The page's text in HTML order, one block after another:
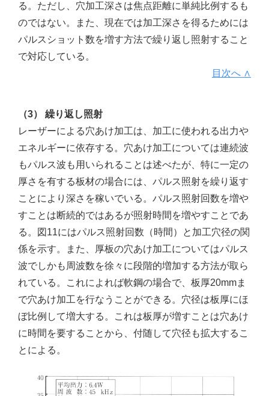
る。ただし、穴加工深さは焦点距離に単純比例するも
のではない。また、現在では加工深さを得るためには
パルスショット数を増す方法で繰り返し照射すること
で対応している。
目次へ ∧
（3） 繰り返し照射
レーザーによる穴あけ加工は、加工に使われる出力や
エネルギーに依存する。穴あけ加工については連続波
もパルス波も用いられることは述べたが、特に一定の
厚さを有する板材の場合には、パルス照射を繰り返す
ことにより深さを稼いでいる。パルス照射回数を増や
すことは断続的ではあるが照射時間を増やすことであ
る。図11にはパルス照射回数（時間）と加工穴径の関
係を示す。また、厚板の穴あけ加工についてはパルス
波でしかも周波数を徐々に段階的増加する方法が取ら
れている。これによれば軟鋼の場合で、板厚20mmま
で穴あけ加工を行なうことができる。穴径は板厚にほ
ぼ比例して増大する。これは板厚が増すことは穴あけ
に時間を要することから、付随して穴径も拡大するこ
とによる。